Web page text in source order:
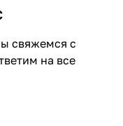
свяжемся с
на все